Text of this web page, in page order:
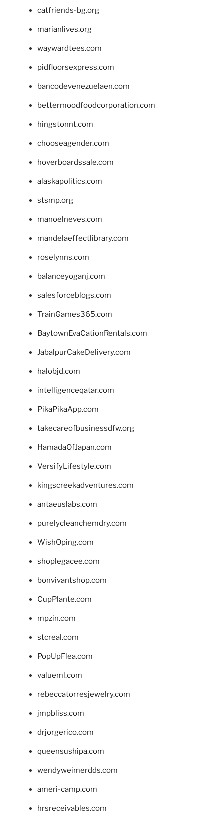
catfriends-bg.org
marianlives.org
waywardtees.com
pidfloorsexpress.com
bancodevenezuelaen.com
bettermoodfoodcorporation.com
hingstonnt.com
chooseagender.com
hoverboardssale.com
alaskapolitics.com
stsmp.org
manoelneves.com
mandelaeffectlibrary.com
roselynns.com
balanceyoganj.com
salesforceblogs.com
TrainGames365.com
BaytownEvaCationRentals.com
JabalpurCakeDelivery.com
halobjd.com
intelligenceqatar.com
PikaPikaApp.com
takecareofbusinessdfw.org
HamadaOfJapan.com
VersifyLifestyle.com
kingscreekadventures.com
antaeuslabs.com
purelycleanchemdry.com
WishOping.com
shoplegacee.com
bonvivantshop.com
CupPlante.com
mpzin.com
stcreal.com
PopUpFlea.com
valueml.com
rebeccatorresjewelry.com
jmpbliss.com
drjorgerico.com
queensushipa.com
wendyweimerdds.com
ameri-camp.com
hrsreceivables.com